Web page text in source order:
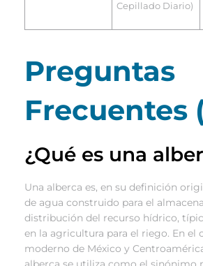
Cepillado Diario)
Preguntas
Frecuentes
¿Qué es una
Una alberca es, en su definición
de agua construido para el
distribución del recurso hídrico,
en la agricultura para el riego. En el
moderno de México y